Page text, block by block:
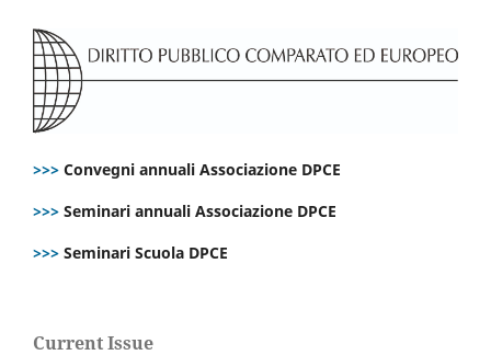
>>> Convegni annuali Associazione DPCE
>>> Seminari annuali Associazione DPCE
>>> Seminari Scuola DPCE
Current Issue